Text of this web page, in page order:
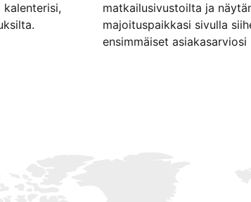
matkailusivustoilta ja
majoituspaikkasi sivulla
ensimmäiset asiakasarviosi